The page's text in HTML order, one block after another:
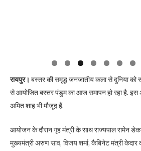
रायपुर। बस्तर की समृद्ध जनजातीय कला से दुनिया को
से आयोजित बस्तर पंडुम का आज समापन हो रहा है. इस
अमित शाह भी मौजूद हैं.
आयोजन के दौरान गृह मंत्री के साथ राज्यपाल रामेन
मुख्यमंत्री अरुण साव, विजय शर्मा, कैबिनेट मंत्री केदार